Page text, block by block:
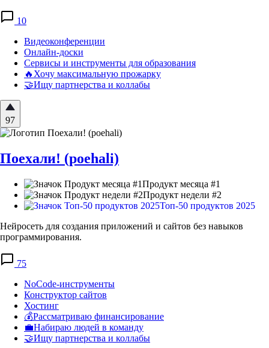
10
Видеоконференции
Онлайн-доски
Сервисы и инструменты для образования
🔥Хочу максимальную прожарку
🤝Ищу партнерства и коллабы
97
Поехали! (poehali)
Продукт месяца #1
Продукт недели #2
Топ-50 продуктов 2025
Нейросеть для создания приложений и сайтов без навыков
программирования.
75
NoCode-инструменты
Конструктор сайтов
Хостинг
💰Рассматриваю финансирование
💼Набираю людей в команду
🤝Ищу партнерства и коллабы